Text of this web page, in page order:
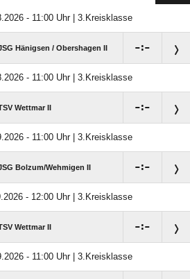
- 11:00 Uhr | 3.Kreisklasse
Hänigsen /​ Obershagen II :
- 11:00 Uhr | 3.Kreisklasse
Wettmar II :
- 11:00 Uhr | 3.Kreisklasse
Bolzum/​Wehmigen II :
- 12:00 Uhr | 3.Kreisklasse
Wettmar II :
- 11:00 Uhr | 3.Kreisklasse